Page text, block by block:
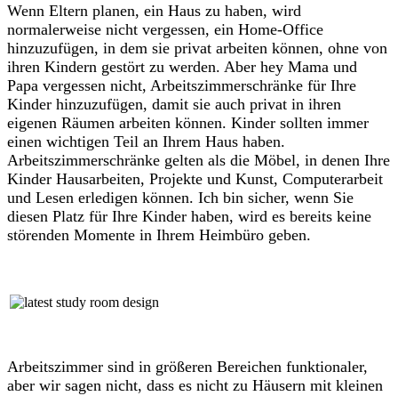
Wenn Eltern planen, ein Haus zu haben, wird
normalerweise nicht vergessen, ein Home-Office
hinzuzufügen, in dem sie privat arbeiten können, ohne von
ihren Kindern gestört zu werden. Aber hey Mama und
Papa vergessen nicht, Arbeitszimmerschränke für Ihre
Kinder hinzuzufügen, damit sie auch privat in ihren
eigenen Räumen arbeiten können. Kinder sollten immer
einen wichtigen Teil an Ihrem Haus haben.
Arbeitszimmerschränke gelten als die Möbel, in denen Ihre
Kinder Hausarbeiten, Projekte und Kunst, Computerarbeit
und Lesen erledigen können. Ich bin sicher, wenn Sie
diesen Platz für Ihre Kinder haben, wird es bereits keine
störenden Momente in Ihrem Heimbüro geben.
Arbeitszimmer sind in größeren Bereichen funktionaler,
aber wir sagen nicht, dass es nicht zu Häusern mit kleinen